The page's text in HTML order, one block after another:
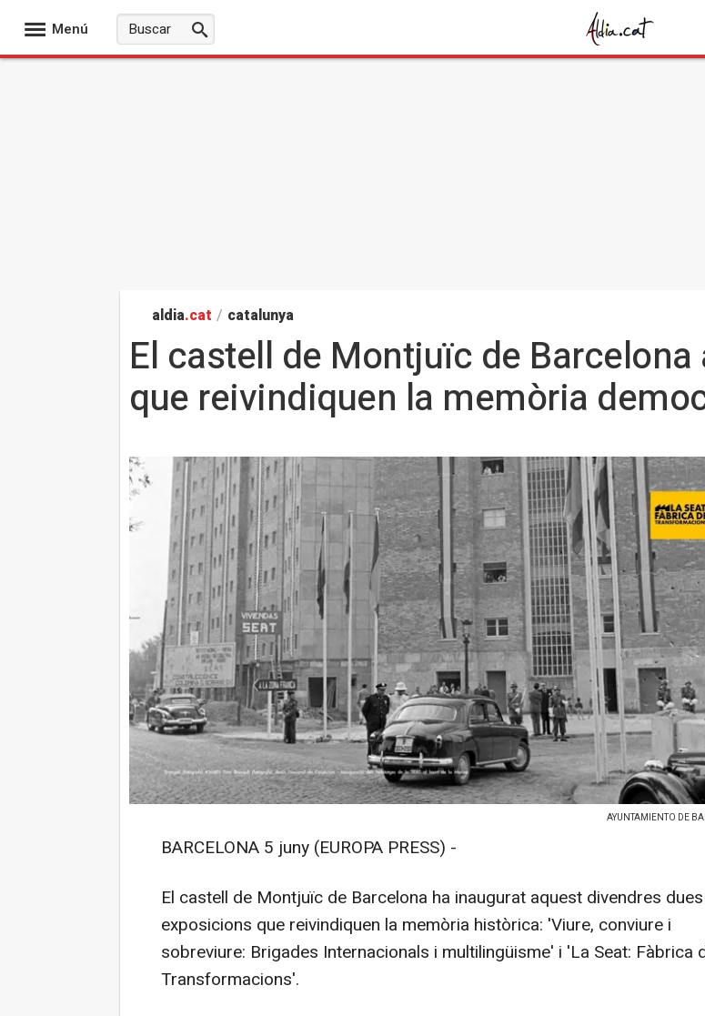
Menú
aldia.cat / catalunya
El castell de Montjuïc de
que reivindiquen la memòria
AYUNTAMIENTO DE
BARCELONA 5 juny (EUROPA PRESS) -
El castell de Montjuïc de Barcelona ha inaugurat aquest divendres dues
exposicions que reivindiquen la memòria històrica: 'Viure, conviure i
sobreviure: Brigades Internacionals i multilingüisme' i 'La Seat: Fàbrica
Transformacions'.